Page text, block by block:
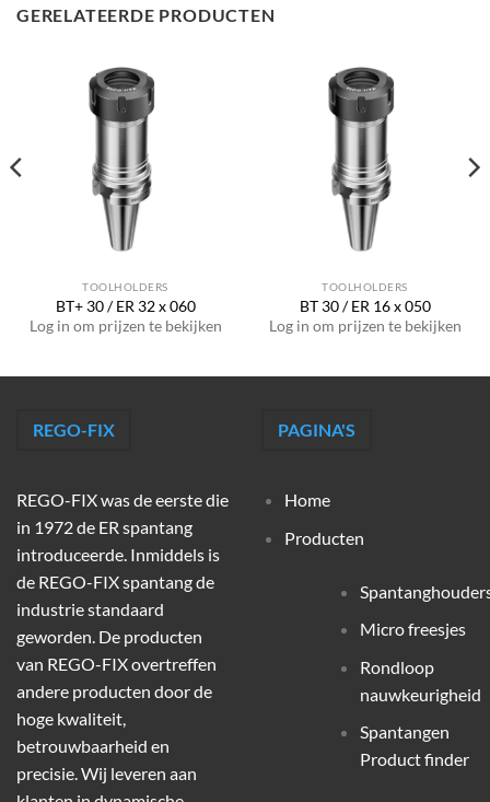
GERELATEERDE PRODUCTEN
TOOLHOLDERS
BT+ 30 / ER 32 x 060
Log in om prijzen te bekijken
TOOLHOLDERS
BT 30 / ER 16 x 050
Log in om prijzen te bekijken
REGO-FIX
REGO-FIX was de eerste die
in 1972 de ER spantang
introduceerde. Inmiddels is
de REGO-FIX spantang de
industrie standaard
geworden. De producten
van REGO-FIX overtreffen
andere producten door de
hoge kwaliteit,
betrouwbaarheid en
precisie. Wij leveren aan
PAGINA'S
Home
Producten
Micro freesjes
Rondloop
nauwkeurigheid
Spantangen
Product finder